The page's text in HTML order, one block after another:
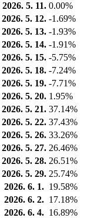
2026. 5. 11. 0.00%
2026. 5. 12. -1.69%
2026. 5. 13. -1.93%
2026. 5. 14. -1.91%
2026. 5. 15. -5.75%
2026. 5. 18. -7.24%
2026. 5. 19. -7.71%
2026. 5. 20. 1.95%
2026. 5. 21. 37.14%
2026. 5. 22. 37.43%
2026. 5. 26. 33.26%
2026. 5. 27. 26.46%
2026. 5. 28. 26.51%
2026. 5. 29. 25.74%
2026. 6. 1. 19.58%
2026. 6. 2. 17.18%
2026. 6. 4. 16.89%